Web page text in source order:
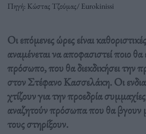
Πηγή: Κώστας Τζούμας/ Eurokinissi
Οι επόμενες ώρες είναι
αναμένεται να αποφασιστεί ποιο θα
πρόσωπο, που θα διεκδικήσει την
στον Στέφανο Κασσελάκη. Οι
χτίζουν για την προεδρία
αναζητούν πρόσωπα που θα βγουν
τους στηρίξουν.